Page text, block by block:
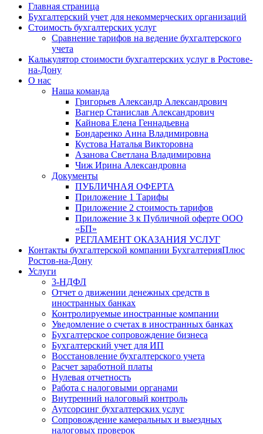
Главная страница
Бухгалтерский учет для некоммерческих организаций
Стоимость бухгалтерских услуг
Сравнение тарифов на ведение бухгалтерского
учета
Калькулятор стоимости бухгалтерских услуг в Ростове-
на-Дону
О нас
Наша команда
Григорьев Александр Александрович
Вагнер Станислав Александрович
Кайнова Елена Геннадьевна
Бондаренко Анна Владимировна
Кустова Наталья Викторовна
Азанова Светлана Владимировна
Чиж Ирина Александровна
Документы
ПУБЛИЧНАЯ ОФЕРТА
Приложение 1 Тарифы
Приложение 2 стоимость тарифов
Приложение 3 к Публичной оферте ООО
«БП»
РЕГЛАМЕНТ ОКАЗАНИЯ УСЛУГ
Контакты бухгалтерской компании БухгалтерияПлюс
Ростов-на-Дону
Услуги
3-НДФЛ
Отчет о движении денежных средств в
иностранных банках
Контролируемые иностранные компании
Уведомление о счетах в иностранных банках
Бухгалтерское сопровождение бизнеса
Бухгалтерский учет для ИП
Восстановление бухгалтерского учета
Расчет заработной платы
Нулевая отчетность
Работа с налоговыми органами
Внутренний налоговый контроль
Аутсорсинг бухгалтерских услуг
Сопровождение камеральных и выездных
налоговых проверок